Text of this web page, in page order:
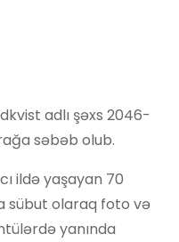
adlı şəxs 2046-
səbəb olub.
ildə yaşayan 70
sübut olaraq foto və
yanında